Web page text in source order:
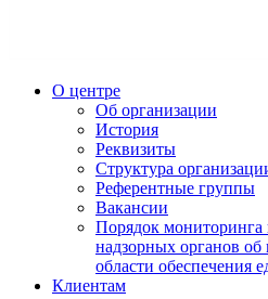
О центре
Об организации
История
Реквизиты
Структура
Референтные группы
Вакансии
Порядок
надзорных органов
области обеспечения
Клиентам